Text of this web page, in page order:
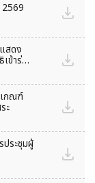
สดง
ข้าร่วม
กณฑ์
ะ
ระชุมผู้